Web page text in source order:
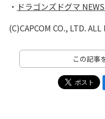
・ ドラゴンズドグマ
(C)CAPCOM CO., LTD. ALL
この記事